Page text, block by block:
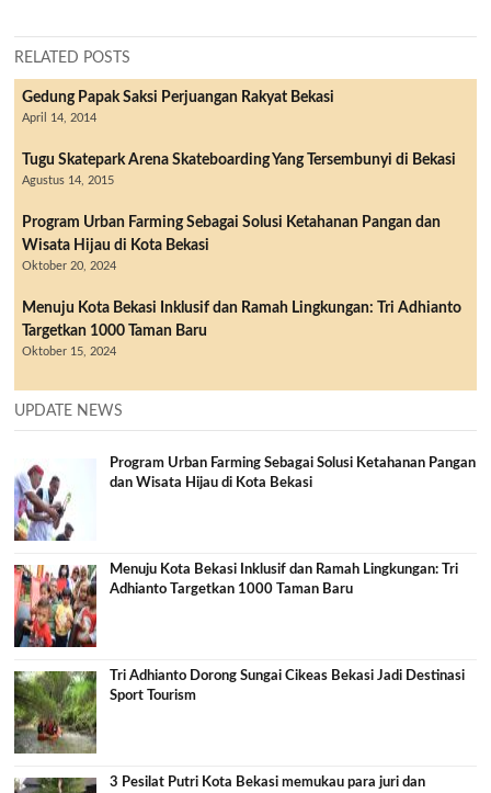
RELATED POSTS
Gedung Papak Saksi Perjuangan Rakyat Bekasi
April 14, 2014
Tugu Skatepark Arena Skateboarding Yang Tersembunyi di Bekasi
Agustus 14, 2015
Program Urban Farming Sebagai Solusi Ketahanan Pangan dan
Wisata Hijau di Kota Bekasi
Oktober 20, 2024
Menuju Kota Bekasi Inklusif dan Ramah Lingkungan: Tri Adhianto
Targetkan 1000 Taman Baru
Oktober 15, 2024
UPDATE NEWS
Program Urban Farming Sebagai Solusi Ketahanan Pangan
dan Wisata Hijau di Kota Bekasi
Menuju Kota Bekasi Inklusif dan Ramah Lingkungan: Tri
Adhianto Targetkan 1000 Taman Baru
Tri Adhianto Dorong Sungai Cikeas Bekasi Jadi Destinasi
Sport Tourism
3 Pesilat Putri Kota Bekasi memukau para juri dan